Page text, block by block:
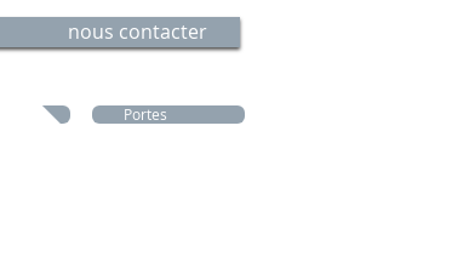
nous contacter
Portes